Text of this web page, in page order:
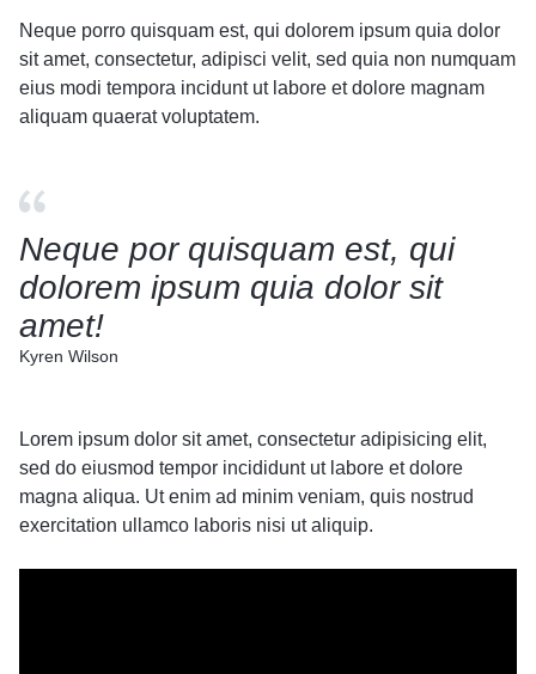
Neque porro quisquam est, qui dolorem ipsum quia dolor
sit amet, consectetur, adipisci velit, sed quia non numquam
eius modi tempora incidunt ut labore et dolore magnam
aliquam quaerat voluptatem.
Neque por quisquam est, qui
dolorem ipsum quia dolor sit
amet!
Kyren Wilson
Lorem ipsum dolor sit amet, consectetur adipisicing elit,
sed do eiusmod tempor incididunt ut labore et dolore
magna aliqua. Ut enim ad minim veniam, quis nostrud
exercitation ullamco laboris nisi ut aliquip.